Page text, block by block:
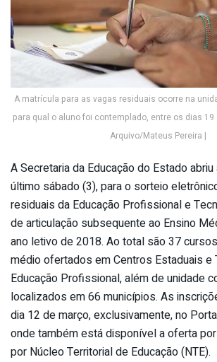
A matrícula para as vagas residuais ocorre na
para qual o aluno foi contemplado, entre os dias 19
Arquivo/Mateus Pereira |
A Secretaria da Educação do Estado
último sábado (3), para o sorteio
residuais da Educação Profissional e
de articulação subsequente ao Ensino
ano letivo de 2018. Ao total são 37
médio ofertados em Centros Estaduais e
Educação Profissional, além de unidade
localizados em 66 municípios. As
dia 12 de março, exclusivamente, no
onde também está disponível a oferta
por Núcleo Territorial de Educação (NTE).